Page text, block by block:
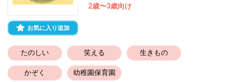
お気に入り追加
2歳〜3歳向け
たのしい 笑える 生きもの
かぞく 幼稚園保育園